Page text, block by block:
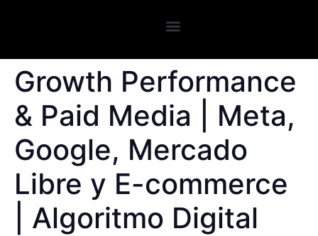
Growth Performance
& Paid Media | Meta,
Google, Mercado
Libre y E-commerce
| Algoritmo Digital